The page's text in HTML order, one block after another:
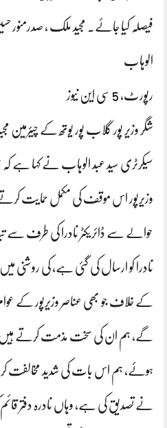
فیصلہ کیا جائے۔ مجید ملک ، صدرمنور
الوہاب
رپورٹ، 5 سی این نیوز
شگر وزیر پور گلاب پور یوتھ کے چیئرمین
سیکرٹری سید عبد الوہاب نے کہا ہے کہ
وزیرپور اس موقف کی مکمل حمایت
حوالے سے ڈائریکٹر نادرا کی طرف سے
نادرا کو ارسال کی گئی ہے، کی روشنی
کے خلاف جو بھی عناصر وزیرپور کے
گے، ہم ان کی سخت مذمت کرتے ہیں۔
ہوئے، ہم اس بات کی شدید مخالفت
نے تصدیق کی ہے، وہاں نادرہ دفتر